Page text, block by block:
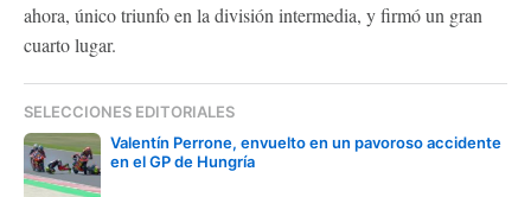
ahora, único triunfo en la división intermedia, y firmó un gran
cuarto lugar.
SELECCIONES EDITORIALES
Valentín Perrone, envuelto en un pavoroso accidente
en el GP de Hungría